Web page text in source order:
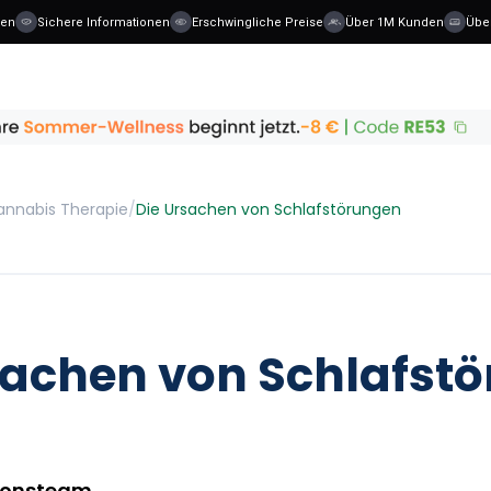
Sichere Informationen Erschwingliche Preise Über 1M Kunden Über 40
Therapie/Die Ursachen von Schlafstörungen
von